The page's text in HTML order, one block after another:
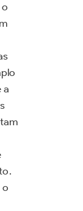
a
o